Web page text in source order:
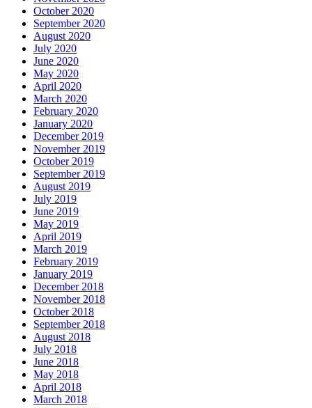
October 2020
September 2020
August 2020
July 2020
June 2020
May 2020
April 2020
March 2020
February 2020
January 2020
December 2019
November 2019
October 2019
September 2019
August 2019
July 2019
June 2019
May 2019
April 2019
March 2019
February 2019
January 2019
December 2018
November 2018
October 2018
September 2018
August 2018
July 2018
June 2018
May 2018
April 2018
March 2018